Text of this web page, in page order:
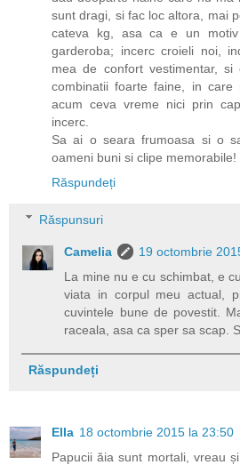
sunt dragi, si fac loc altora, mai
cateva kg, asa ca e un
garderoba; incerc croieli noi,
mea de confort vestimentar, si
combinatii foarte faine, in
acum ceva vreme nici prin
incerc.
Sa ai o seara frumoasa si o
oameni buni si clipe memorabile!
Răspundeți
Răspunsuri
Camelia
19 octombrie
La mine nu e cu schimbat, e
viata in corpul meu actual,
cuvintele bune de povestit.
raceala, asa ca sper sa scap.
Răspundeți
Ella 18 octombrie 2015 la 23:50
Papucii ăia sunt mortali, vreau